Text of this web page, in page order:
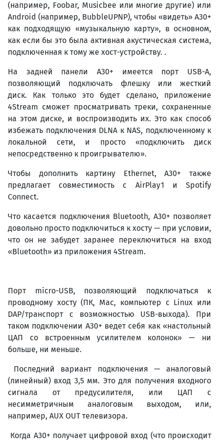
(например, Foobar, Musicbee или многие другие) или
Android (например, BubbleUPNP), чтобы «видеть» A30+
как подходящую «музыкальную карту», ​​в основном,
как если бы это была активная акустическая система,
подключенная к тому же хост-устройству. .
На задней панели A30+ имеется порт USB-A,
позволяющий подключать флешку или жесткий
диск. Как только это будет сделано, приложение
4Stream сможет просматривать треки, сохраненные
на этом диске, и воспроизводить их. Это как способ
избежать подключения DLNA к NAS, подключенному к
локальной сети, и просто «подключить диск
непосредственно к проигрывателю».
Чтобы дополнить картину Ethernet, A30+ также
предлагает совместимость с AirPlay1 и Spotify
Connect.
Что касается подключения Bluetooth, A30+ позволяет
довольно просто подключиться к хосту — при условии,
что он не забудет заранее переключиться на вход
«Bluetooth» из приложения 4Stream.
Порт micro-USB, позволяющий подключаться к
проводному хосту (ПК, Mac, компьютер с Linux или
DAP/транспорт с возможностью USB-выхода). При
таком подключении A30+ ведет себя как «настольный
ЦАП со встроенным усилителем колонок» — ни
больше, ни меньше.
Последний вариант подключения — аналоговый
(линейный) вход 3,5 мм. Это для получения входного
сигнала от предусилителя, или ЦАП с
несимметричным аналоговым выходом, или,
например, AUX OUT телевизора.
Когда A30+ получает цифровой вход (что происходит